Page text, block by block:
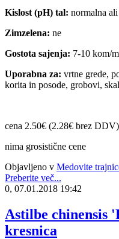
Kislost (pH) tal: normalna
Zimzelena: ne
Gostota sajenja: 7-10 kom/
Uporabna za: vrtne grede,
korita in posode, grobovi,
cena 2.50€ (2.28€ brez DDV)
nima grosistične cene
Objavljeno v Medovite
Preberite več...
0, 07.01.2018 19:42
Astilbe chinensis
kresnica